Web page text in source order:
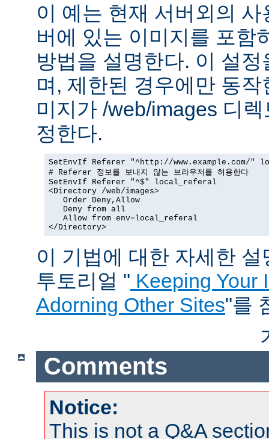
이 예는 현재 서버외의
버에 있는 이미지를 포함
방법을 설명한다. 이 설
며, 제한된 경우에만 동
미지가 /web/images 디
정한다.
SetEnvIf Referer "^http://www.example.com/"
# Referer 정보를 보내지 않는 브라우저를 허용한다
SetEnvIf Referer "^$" local_referal
<Directory /web/images>
   Order Deny,Allow
   Deny from all
   Allow from env=local_referal
</Directory>
이 기법에 대한 자세한
투토리얼 " Keeping Your
Adorning Other Sites"를
Comments
Notice:
This is not a Q&A